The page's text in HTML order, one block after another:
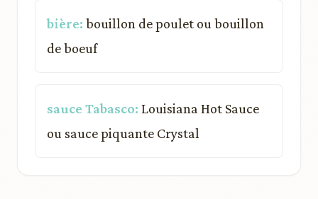
bière: bouillon de poulet ou bouillon
de boeuf
sauce Tabasco: Louisiana Hot Sauce
ou sauce piquante Crystal